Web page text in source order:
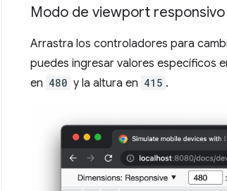
Modo de viewport responsivo
Arrastra los controladores para
puedes ingresar valores específicos
en 480 y la altura en 415 .